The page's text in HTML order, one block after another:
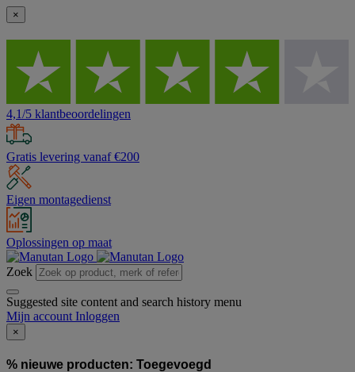
×
4,1/5 klantbeoordelingen
Gratis levering vanaf €200
Eigen montagedienst
Oplossingen op maat
Zoek
Suggested site content and search history menu
Mijn account Inloggen
×
% nieuwe producten: Toegevoegd